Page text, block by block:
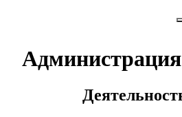
Администрация